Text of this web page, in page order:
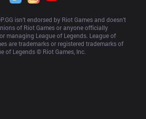
isn’t endorsed by Riot Games and doesn’t
of Riot Games or anyone officially
managing League of Legends. League of
are trademarks or registered trademarks of
of Legends © Riot Games, Inc.